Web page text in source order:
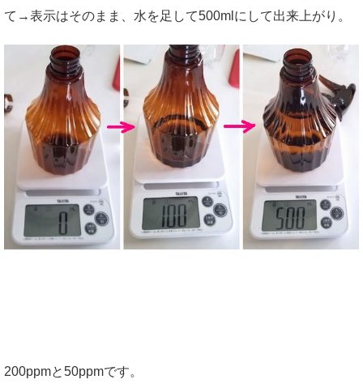
て→表示はそのまま、水を足して500mlにして出来上がり。
200ppmと50ppmです。